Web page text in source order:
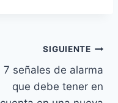
SIGUIENTE
7 señales de alarma
que debe tener en